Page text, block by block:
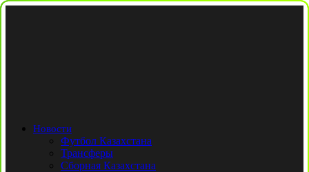
Новости
Футбол Казахстана
Трансферы
Сборная Казахстана